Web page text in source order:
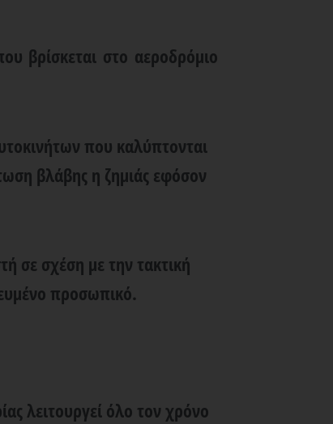
βρίσκεται στο αεροδρόμιο
που καλύπτονται
βλάβης η ζημιάς εφόσον
σε σχέση με την τακτική
προσωπικό.
λειτουργεί όλο τον χρόνο